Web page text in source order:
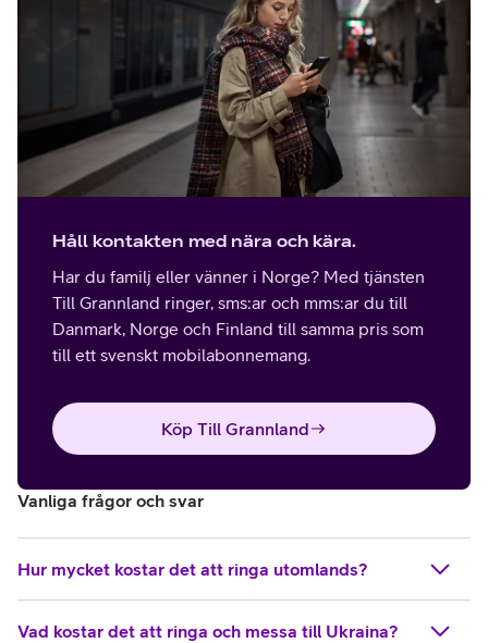
Håll kontakten med nära och kära.
Har du familj eller vänner i Norge? Med tjänsten
Till Grannland ringer, sms:ar och mms:ar du till
Danmark, Norge och Finland till samma pris som
till ett svenskt mobilabonnemang.
Köp Till Grannland
Vanliga frågor och svar
Hur mycket kostar det att ringa utomlands?
Vad kostar det att ringa och messa till Ukraina?